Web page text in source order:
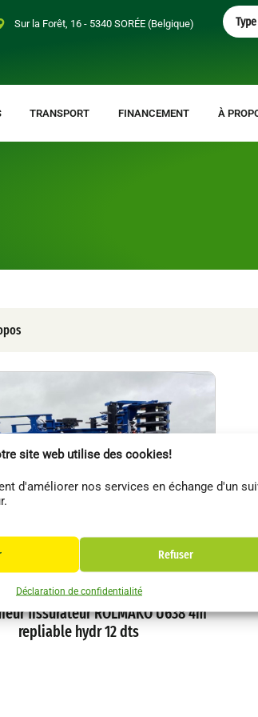
site web utilise des cookies!
d'améliorer nos services en échange d'un
Refuser
Déclaration de confidentialité
Sur la Forêt, 16 - 5340 SORÉE (Belgique)
S
e
h
TRANSPORT FINANCEMENT À
fissurateur ROLMAKO U638 4m
repliable hydr 12 dts